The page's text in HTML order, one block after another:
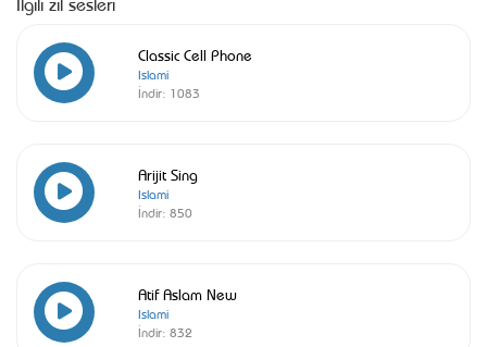
Classic Cell Phone
Islami
İndir: 1083
Arijit Sing
Islami
İndir: 850
Atif Aslam New
Islami
İndir: 832